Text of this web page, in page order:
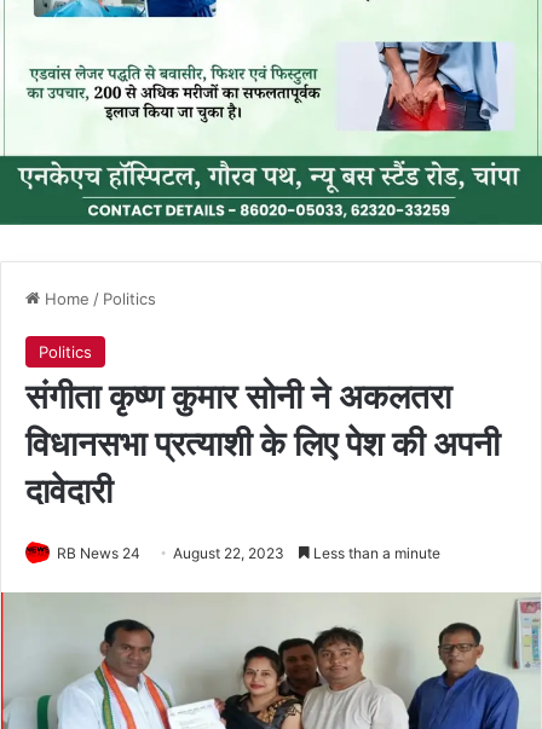
Home / Politics
Politics
संगीता कृष्ण कुमार सोनी ने अकलतरा
विधानसभा प्रत्याशी के लिए पेश की अपनी
दावेदारी
RB News 24 August 22, 2023 Less than a minute